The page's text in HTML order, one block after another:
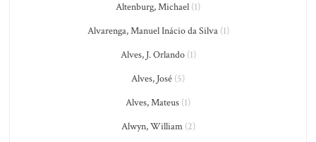
Altenburg, Michael (1)
Alvarenga, Manuel Inácio da Silva(1)
Alves, J. Orlando(1)
Alves, José (5)
Alves, Mateus (1)
Alwyn, William(2)